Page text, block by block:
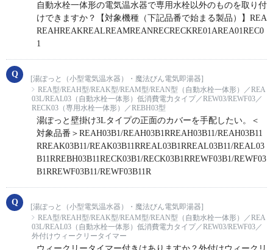
自動水栓一体形の電気温水器で専用水栓以外のものを取り付
けできますか？【対象機種（下記品番で始まる製品）】REA
REAHREAKREALREAMREANRECRECKRE01AREA01REC0
1
[湯ぽっと（小型電気温水器）・魔法びん電気即湯器]
REA型/REAH型/REAK型/REAM型/REAN型（自動水栓一体形）／REA
03L/REAL03（自動水栓一体形）低消費電力タイプ／REW03/REWF03／
RECK03（専用水栓一体形）／REBH03型
湯ぽっと壁掛け3Lタイプの正面のカバーを手配したい。＜
対象品番＞REAH03B1/REAH03B1RREAH03B11/REAH03B11
RREAK03B11/REAK03B11RREAL03B1RREAL03B11/REAL03
B11RREBH03B11RECK03B1/RECK03B1RREWF03B1/REWF03
B1RREWF03B11/REWF03B11R
[湯ぽっと（小型電気温水器）・魔法びん電気即湯器]
REA型/REAH型/REAK型/REAM型/REAN型（自動水栓一体形）／REA
03L/REAL03（自動水栓一体形）低消費電力タイプ／REW03/REWF03／
外付けウィークリータイマー